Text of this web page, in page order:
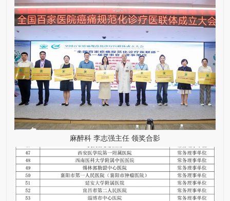
麻醉科 李志强主任 领奖合影